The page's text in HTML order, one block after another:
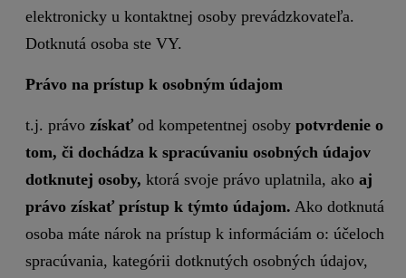
elektronicky u kontaktnej osoby prevádzkovateľa.
Dotknutá osoba ste VY.
Právo na prístup k osobným údajom
t.j. právo získať od kompetentnej osoby potvrdenie o
tom, či dochádza k spracúvaniu osobných údajov
dotknutej osoby, ktorá svoje právo uplatnila, ako aj
právo získať prístup k týmto údajom. Ako dotknutá
osoba máte nárok na prístup k informáciám o: účeloch
spracúvania, kategórii dotknutých osobných údajov,